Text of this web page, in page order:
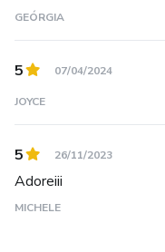
GEÓRGIA
5 07/04/2024
JOYCE
5 26/11/2023
Adoreiii
MICHELE